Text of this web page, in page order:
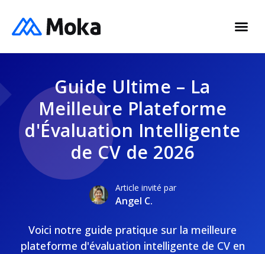
Guide Ultime – La
Meilleure Plateforme
d'Évaluation Intelligente
de CV de 2026
Article invité par
Angel C.
Voici notre guide pratique sur la meilleure
plateforme d'évaluation intelligente de CV en